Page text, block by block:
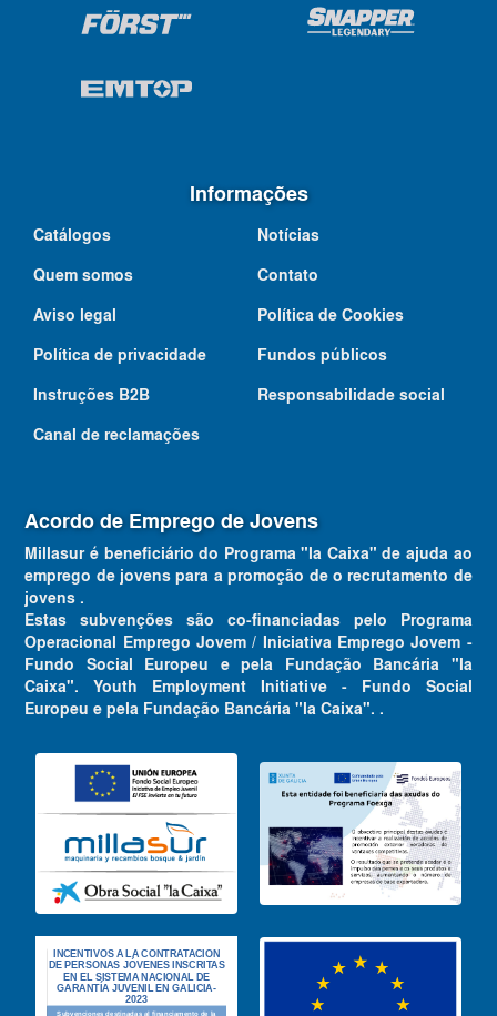
Informações
Catálogos
Notícias
Quem somos
Contato
Aviso legal
Política de Cookies
Política de privacidade
Fundos públicos
Instruções B2B
Responsabilidade social
Canal de reclamações
Acordo de Emprego de Jovens
Millasur é beneficiário do Programa "la Caixa" de ajuda ao
emprego de jovens para a promoção de o recrutamento de
jovens .
Estas subvenções são co-financiadas pelo Programa
Operacional Emprego Jovem / Iniciativa Emprego Jovem -
Fundo Social Europeu e pela Fundação Bancária "la
Caixa". Youth Employment Initiative - Fundo Social
Europeu e pela Fundação Bancária "la Caixa". .